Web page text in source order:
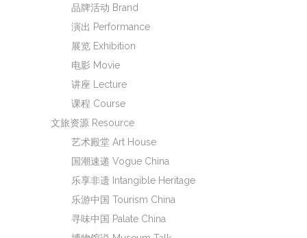
品牌活动 Brand
演出 Performance
展览 Exhibition
电影 Movie
讲座 Lecture
课程 Course
文旅资源 Resource
艺术殿堂 Art House
国潮速递 Vogue China
乐享非遗 Intangible Heritage
乐游中国 Tourism China
寻味中国 Palate China